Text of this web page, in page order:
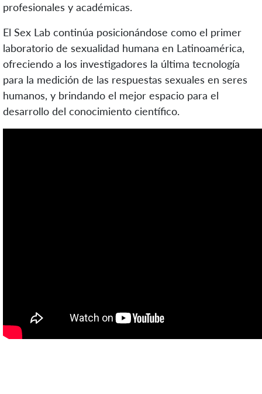
profesionales y académicas.
El Sex Lab continúa posicionándose como el primer
laboratorio de sexualidad humana en Latinoamérica,
ofreciendo a los investigadores la última tecnología
para la medición de las respuestas sexuales en seres
humanos, y brindando el mejor espacio para el
desarrollo del conocimiento científico.